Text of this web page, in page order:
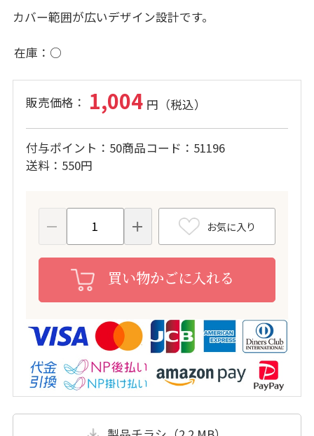
カバー範囲が広いデザイン設計です。
在庫 ○
1,004
付与ポイント 50商品コード
51196
送料
550円
お気に入り
買い物かごに入れる